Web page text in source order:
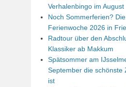
Verhalenbingo im August
Noch Sommerferien?
Ferienwoche 2026 in
Radtour über den
Klassiker ab Makkum
Spätsommer am
September die schönste
ist